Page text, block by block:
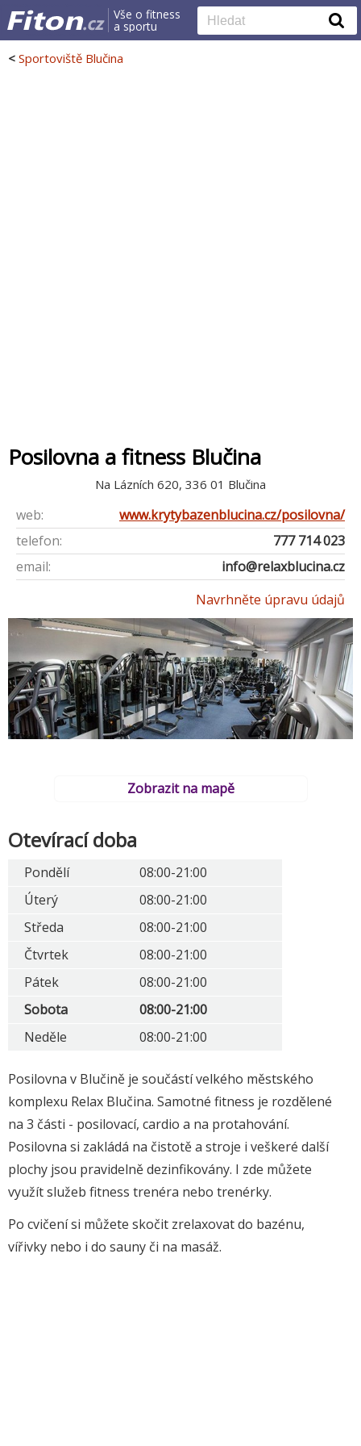
Vše o fitness
a sportu
< Sportoviště Blučina
Posilovna a fitness Blučina
Na Lázní­ch 620, 336 01 Blučina
web:
www.krytybazenblucina.cz/posilovna/
telefon:
777 714 023
email:
info@relaxblucina.cz
Navrhněte úpravu údajů
Zobrazit na mapě
Otevírací doba
Pondělí
08:00-21:00
Úterý
08:00-21:00
Středa
08:00-21:00
Čtvrtek
08:00-21:00
Pátek
08:00-21:00
Sobota
08:00-21:00
Neděle
08:00-21:00
Posilovna v Blučině je součástí velkého městského
komplexu Relax Blučina. Samotné fitness je rozdělené
na 3 části - posilovací, cardio a na protahování.
Posilovna si zakládá na čistotě a stroje i veškeré další
plochy jsou pravidelně dezinfikovány. I zde můžete
využít služeb fitness trenéra nebo trenérky.
Po cvičení si můžete skočit zrelaxovat do bazénu,
vířivky nebo i do sauny či na masáž.